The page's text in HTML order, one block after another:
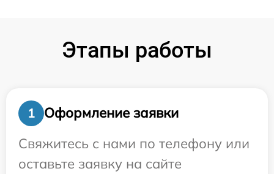
Этапы работы
1
Оформление заявки
Свяжитесь с нами по телефону или
оставьте заявку на сайте